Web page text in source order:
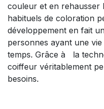
couleur et en rehausser
habituels de coloration
développement en fait
personnes ayant une
temps. Grâce à la
coiffeur véritablement
besoins.